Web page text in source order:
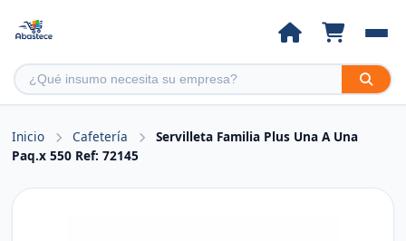
Inicio Cafetería
Servilleta Familia Plus Una A Una
Paq.x 550 Ref: 72145